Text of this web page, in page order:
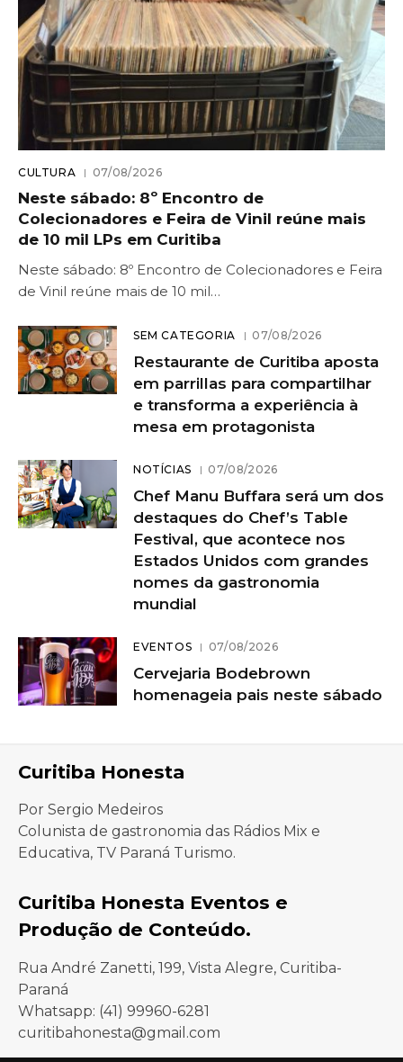
CULTURA 07/08/2026
Neste sábado: 8º Encontro de
Colecionadores e Feira de Vinil reúne mais
de 10 mil LPs em Curitiba
Neste sábado: 8º Encontro de Colecionadores e Feira
de Vinil reúne mais de 10 mil…
SEM CATEGORIA 07/08/2026
Restaurante de Curitiba aposta
em parrillas para compartilhar
e transforma a experiência à
mesa em protagonista
NOTÍCIAS 07/08/2026
Chef Manu Buffara será um dos
destaques do Chef’s Table
Festival, que acontece nos
Estados Unidos com grandes
nomes da gastronomia
mundial
EVENTOS 07/08/2026
Cervejaria Bodebrown
homenageia pais neste sábado
Curitiba Honesta
Por Sergio Medeiros
Colunista de gastronomia das Rádios Mix e
Educativa, TV Paraná Turismo.
Curitiba Honesta Eventos e
Produção de Conteúdo.
Rua André Zanetti, 199, Vista Alegre, Curitiba-
Paraná
Whatsapp: (41) 99960-6281
curitibahonesta@gmail.com